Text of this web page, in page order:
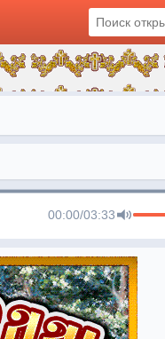
00:00/03:33